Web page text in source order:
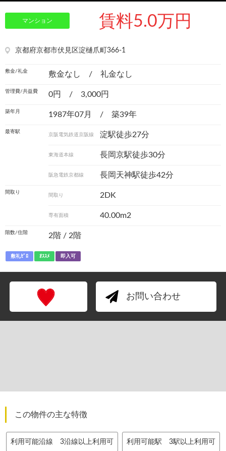
マンション 賃料5.0万円
京都府京都市伏見区淀樋爪町366-1
敷金/礼金 敷金なし / 礼金なし
管理費/共益費 0円 / 3,000円
築年月 1987年07月 / 築39年
最寄駅
京阪電気鉄道京阪線 淀駅徒歩27分
東海道本線 長岡京駅徒歩30分
阪急電鉄京都線 長岡天神駅徒歩42分
間取り
間取り 2DK
専有面積 40.00m2
階数/住階 2階 / 2階
敷礼ｾﾞﾛ ｵｽｽﾒ 即入可
お問い合わせ
この物件の主な特徴
利用可能沿線 3沿線以上利用可 利用可能駅 3駅以上利用可